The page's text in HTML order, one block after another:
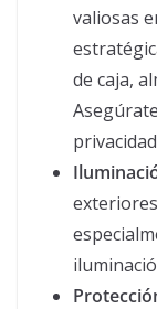
valiosas
de caja,